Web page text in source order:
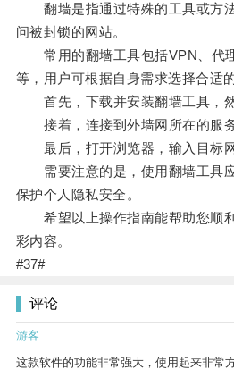
翻墙是指通过特殊的工具或方
问被封锁的网站。
常用的翻墙工具包括VPN、代
等，用户可根据自身需求选择合适
首先，下载并安装翻墙工具，然
接着，连接到外墙网所在的服务
最后，打开浏览器，输入目标网
需要注意的是，使用翻墙工具应
保护个人隐私安全。
希望以上操作指南能帮助您顺
彩内容。
#37#
评论
游客
这款软件的功能非常强大，使用起来非常方